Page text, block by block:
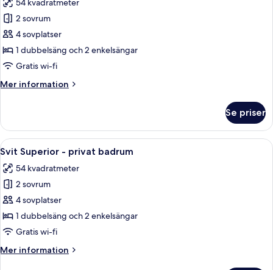
foton
för
Svit
Superior
-
badrum
54 kvadratmeter
2 sovrum
4 sovplatser
1 dubbelsäng och 2 enkelsängar
Gratis wi-fi
Mer information
Mer
Superior
privat
Se priser
Öppna
alla
foton
för
Svit
Superior
-
badrum
Svit Superior - privat badrum |
18
Svit Superior - privat badrum
54 kvadratmeter
2 sovrum
4 sovplatser
1 dubbelsäng och 2 enkelsängar
Gratis wi-fi
Mer information
Mer